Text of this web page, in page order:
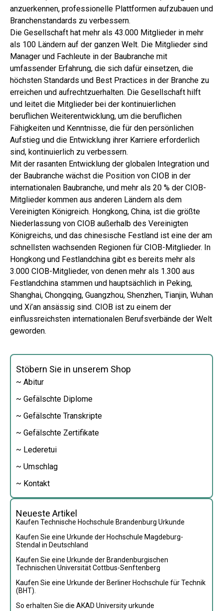
Stöbern Sie in unserem Shop
~ Abitur
~ Gefälschte Diplome
~ Gefälschte Transkripte
~ Gefälschte Zertifikate
~ Lederetui
~ Umschlag
~ Kontakt
Neueste Artikel
Kaufen Technische Hochschule Brandenburg Urkunde
Kaufen Sie eine Urkunde der Hochschule Magdeburg-
Stendal in Deutschland
Kaufen Sie eine Urkunde der Brandenburgischen
Technischen Universität Cottbus-Senftenberg
Kaufen Sie eine Urkunde der Berliner Hochschule für Technik
(BHT).
So erhalten Sie die AKAD University urkunde
anzuerkennen, professionelle Plattformen aufzubauen und
Branchenstandards zu verbessern.
Die Gesellschaft hat mehr als 43.000 Mitglieder in mehr
als 100 Ländern auf der ganzen Welt. Die Mitglieder sind
Manager und Fachleute in der Baubranche mit
umfassender Erfahrung, die sich dafür einsetzen, die
höchsten Standards und Best Practices in der Branche zu
erreichen und aufrechtzuerhalten. Die Gesellschaft hilft
und leitet die Mitglieder bei der kontinuierlichen
beruflichen Weiterentwicklung, um die beruflichen
Fähigkeiten und Kenntnisse, die für den persönlichen
Aufstieg und die Entwicklung ihrer Karriere erforderlich
sind, kontinuierlich zu verbessern.
Mit der rasanten Entwicklung der globalen Integration und
der Baubranche wächst die Position von CIOB in der
internationalen Baubranche, und mehr als 20 % der CIOB-
Mitglieder kommen aus anderen Ländern als dem
Vereinigten Königreich. Hongkong, China, ist die größte
Niederlassung von CIOB außerhalb des Vereinigten
Königreichs, und das chinesische Festland ist eine der am
schnellsten wachsenden Regionen für CIOB-Mitglieder. In
Hongkong und Festlandchina gibt es bereits mehr als
3.000 CIOB-Mitglieder, von denen mehr als 1.300 aus
Festlandchina stammen und hauptsächlich in Peking,
Shanghai, Chongqing, Guangzhou, Shenzhen, Tianjin, Wuhan
und Xi’an ansässig sind. CIOB ist zu einem der
einflussreichsten internationalen Berufsverbände der Welt
geworden.